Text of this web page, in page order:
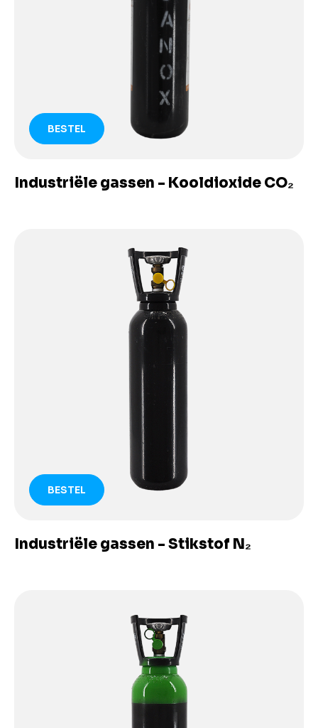
BESTEL
Industriële gassen - Kooldioxide CO₂
BESTEL
Industriële gassen - Stikstof N₂